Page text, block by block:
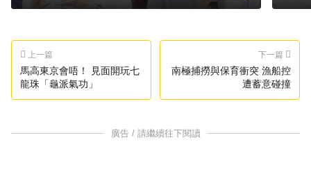
上一篇
馬高東京會唔！ 見面開玩七
龍珠「龜派氣功」
下一篇
南極捕撈與保育衝突 漁船控
遭蓄意碰撞
廣告 / 請繼續往下閱讀